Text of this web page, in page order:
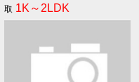
1K～2LDK